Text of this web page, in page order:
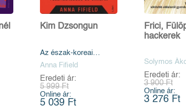
Kim Dzsongun
Az észak-koreai
diktátor felemelkedése
Anna Fifield
Eredeti ár:
5 999 Ft
Online ár:
5 039 Ft
Frici,
hackerek
Solymos
Eredeti ár:
3 900 Ft
Online ár:
3 276 Ft